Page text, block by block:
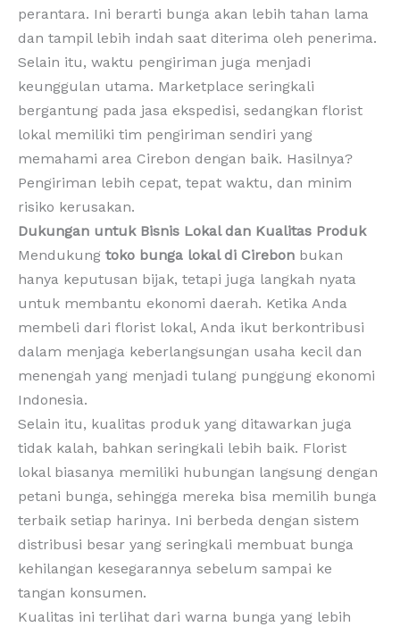
perantara. Ini berarti bunga akan lebih tahan lama
dan tampil lebih indah saat diterima oleh penerima.
Selain itu, waktu pengiriman juga menjadi
keunggulan utama. Marketplace seringkali
bergantung pada jasa ekspedisi, sedangkan florist
lokal memiliki tim pengiriman sendiri yang
memahami area Cirebon dengan baik. Hasilnya?
Pengiriman lebih cepat, tepat waktu, dan minim
risiko kerusakan.
Dukungan untuk Bisnis Lokal dan Kualitas Produk
Mendukung toko bunga lokal di Cirebon bukan
hanya keputusan bijak, tetapi juga langkah nyata
untuk membantu ekonomi daerah. Ketika Anda
membeli dari florist lokal, Anda ikut berkontribusi
dalam menjaga keberlangsungan usaha kecil dan
menengah yang menjadi tulang punggung ekonomi
Indonesia.
Selain itu, kualitas produk yang ditawarkan juga
tidak kalah, bahkan seringkali lebih baik. Florist
lokal biasanya memiliki hubungan langsung dengan
petani bunga, sehingga mereka bisa memilih bunga
terbaik setiap harinya. Ini berbeda dengan sistem
distribusi besar yang seringkali membuat bunga
kehilangan kesegarannya sebelum sampai ke
tangan konsumen.
Kualitas ini terlihat dari warna bunga yang lebih